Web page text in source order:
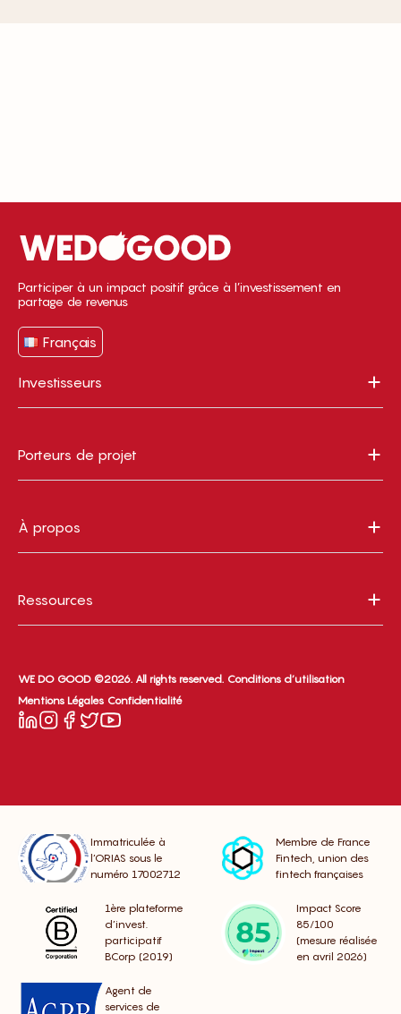
Participer à un impact positif grâce à l’investissement en
partage de revenus
Français
Investisseurs
Porteurs de projet
À propos
Ressources
WE DO GOOD ©2026. All rights reserved. Conditions d’utilisation
Mentions Légales Confidentialité
Immatriculée à
l’ORIAS sous le
numéro 17002712
Membre de France
Fintech, union des
fintech françaises
1ère plateforme
d’invest.
participatif
BCorp (2019)
Impact Score
85/100
(mesure réalisée
en avril 2026)
Agent de
services de